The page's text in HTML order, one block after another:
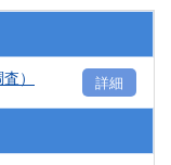
） 詳細